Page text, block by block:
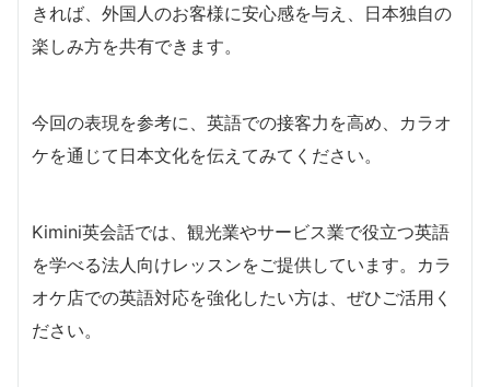
きれば、外国人のお客様に安心感を与え、日本独自の
楽しみ方を共有できます。
今回の表現を参考に、英語での接客力を高め、カラオ
ケを通じて日本文化を伝えてみてください。
Kimini英会話では、観光業やサービス業で役立つ英語
を学べる法人向けレッスンをご提供しています。カラ
オケ店での英語対応を強化したい方は、ぜひご活用く
ださい。